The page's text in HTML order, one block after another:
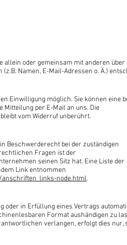
oder gemeinsam mit anderen über
Namen, E-Mail-Adressen o. Ä.)
Einwilligung möglich. Sie können eine
per E-Mail an uns. Die
vom Widerruf unberührt.
Beschwerderecht bei der zuständigen
Fragen ist der
seinen Sitz hat. Eine Liste der
Link entnommen
node.html.
oder in Erfüllung eines Vertrags
Format aushändigen zu
verlangen, erfolgt dies nur,